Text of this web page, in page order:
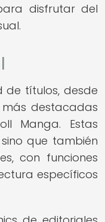
disfrutar del
títulos, desde
destacadas
Manga. Estas
que también
con funciones
específicos